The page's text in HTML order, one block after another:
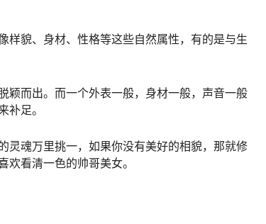
样貌、身材、性格等这些自然属性，有的是与生
颖而出。而一个外表一般，身材一般，声音一般
补足。
灵魂万里挑一，如果你没有美好的相貌，那就修
看清一色的帅哥美女。